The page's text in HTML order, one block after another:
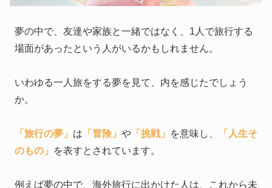
夢の中で、友達や家族と一緒ではなく、1人で旅行する
場面があったという人がいるかもしれません。
いわゆる一人旅をする夢を見て、内を感じたでしょう
か。
「旅行の夢」 は 「冒険」 や 「挑戦」 を意味し、
「人生そ
のもの」
を表すとされています。
例えば夢の中で、海外旅行に出かけた人は、これから未